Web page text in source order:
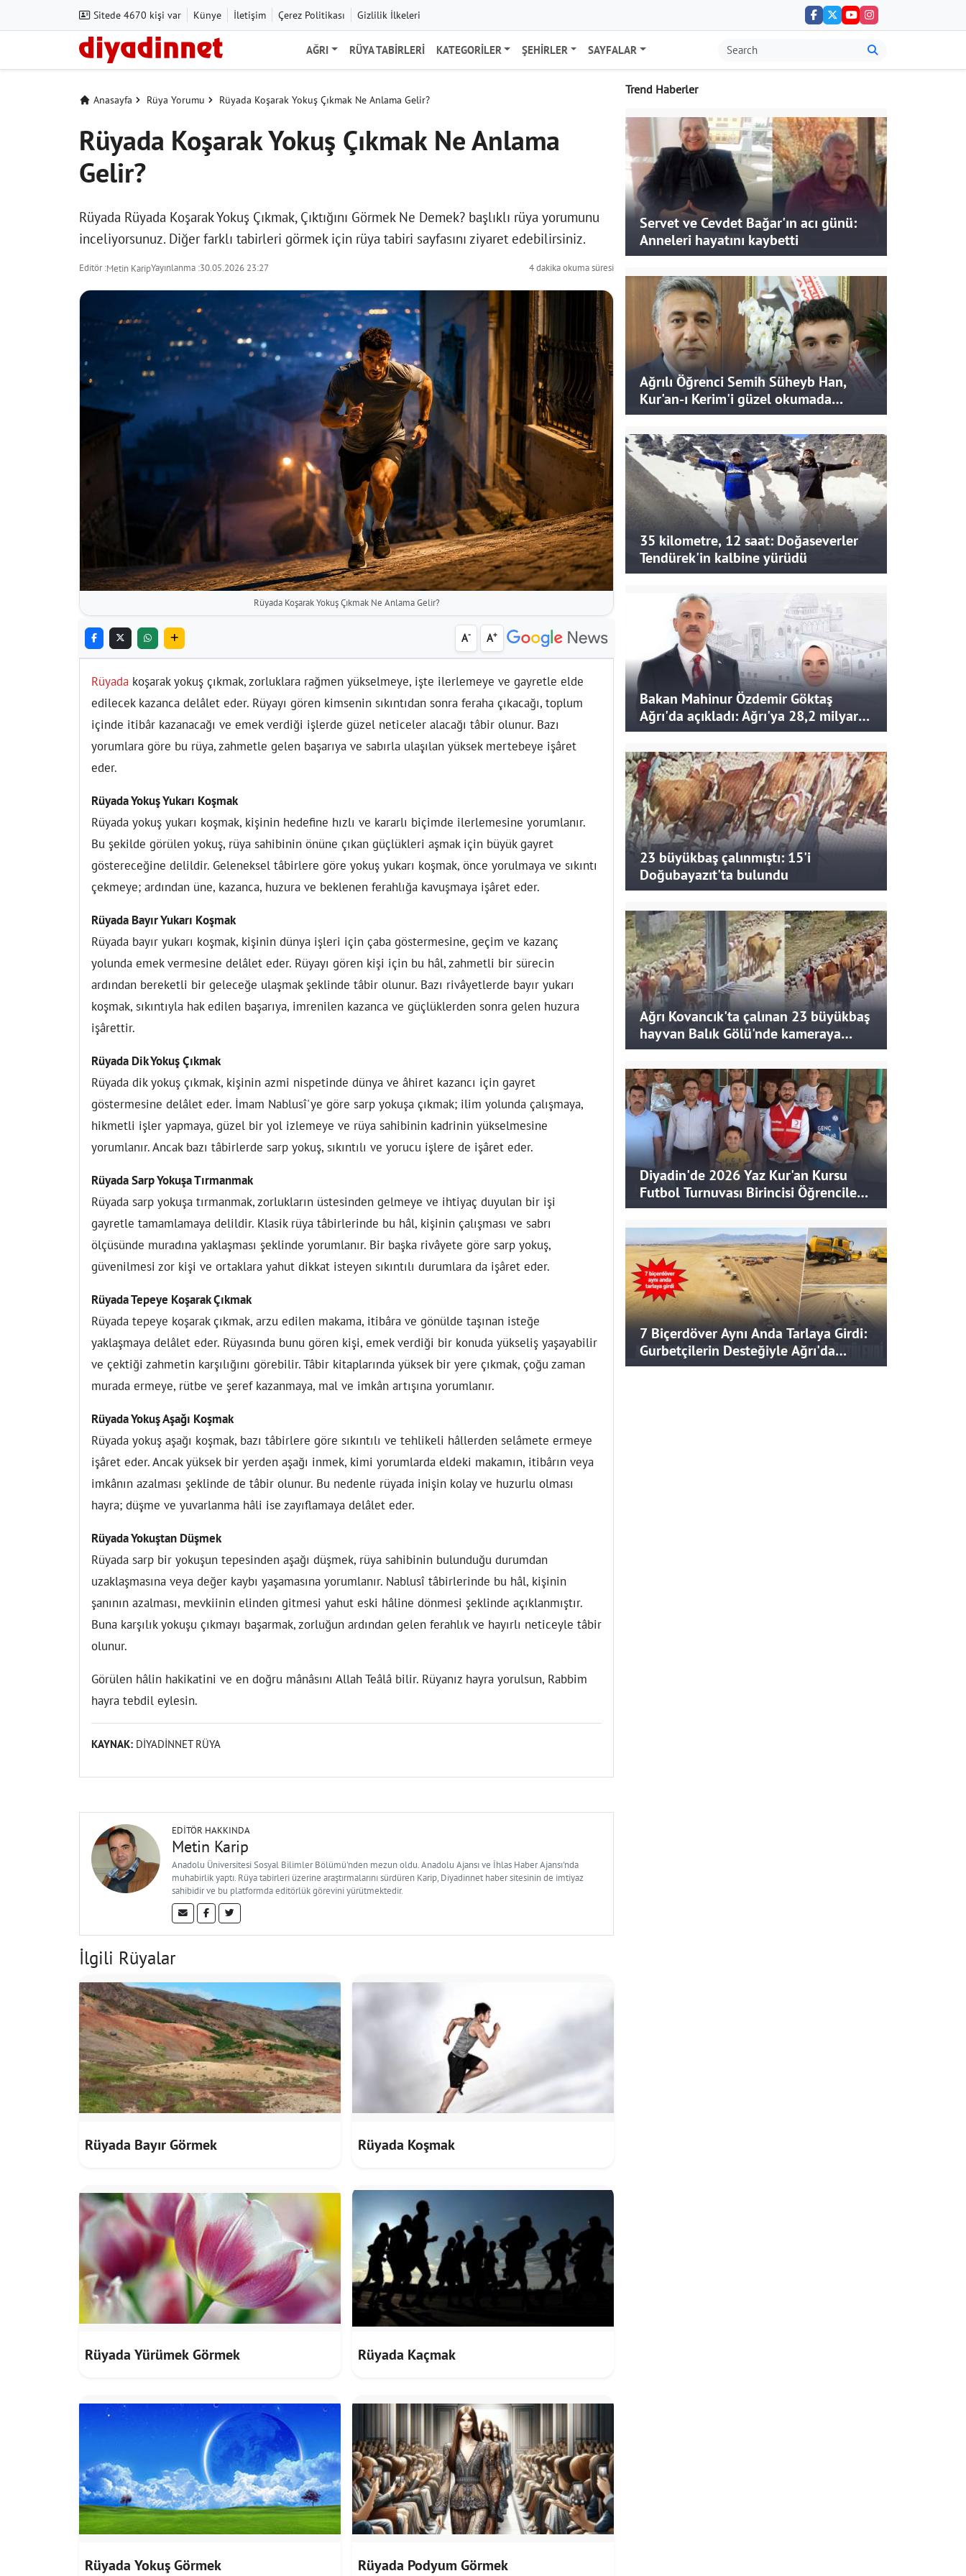
Sitede 4670 kişi var Künye İletişim Çerez Politikası Gizlilik İlkeleri
AĞRI RÜYA TABIRLERI KATEGORILER ŞEHIRLER SAYFALAR
Anasayfa Rüya Yorumu Rüyada Koşarak Yokuş Çıkmak Ne Anlama Gelir?
Rüyada Koşarak Yokuş Çıkmak Ne Anlama
Gelir?
Rüyada Rüyada Koşarak Yokuş Çıkmak, Çıktığını Görmek Ne Demek? başlıklı rüya yorumunu
inceliyorsunuz. Diğer farklı tabirleri görmek için rüya tabiri sayfasını ziyaret edebilirsiniz.
Editör :Metin KaripYayınlanma :30.05.2026 23:27 4 dakika okuma süresi
Rüyada Koşarak Yokuş Çıkmak Ne Anlama Gelir?
A- A+
Rüyada koşarak yokuş çıkmak, zorluklara rağmen yükselmeye, işte ilerlemeye ve gayretle elde
edilecek kazanca delâlet eder. Rüyayı gören kimsenin sıkıntıdan sonra feraha çıkacağı, toplum
içinde itibâr kazanacağı ve emek verdiği işlerde güzel neticeler alacağı tâbir olunur. Bazı
yorumlara göre bu rüya, zahmetle gelen başarıya ve sabırla ulaşılan yüksek mertebeye işâret
eder.
Rüyada Yokuş Yukarı Koşmak
Rüyada yokuş yukarı koşmak, kişinin hedefine hızlı ve kararlı biçimde ilerlemesine yorumlanır.
Bu şekilde görülen yokuş, rüya sahibinin önüne çıkan güçlükleri aşmak için büyük gayret
göstereceğine delildir. Geleneksel tâbirlere göre yokuş yukarı koşmak, önce yorulmaya ve sıkıntı
çekmeye; ardından üne, kazanca, huzura ve beklenen ferahlığa kavuşmaya işâret eder.
Rüyada Bayır Yukarı Koşmak
Rüyada bayır yukarı koşmak, kişinin dünya işleri için çaba göstermesine, geçim ve kazanç
yolunda emek vermesine delâlet eder. Rüyayı gören kişi için bu hâl, zahmetli bir sürecin
ardından bereketli bir geleceğe ulaşmak şeklinde tâbir olunur. Bazı rivâyetlerde bayır yukarı
koşmak, sıkıntıyla hak edilen başarıya, imrenilen kazanca ve güçlüklerden sonra gelen huzura
işârettir.
Rüyada Dik Yokuş Çıkmak
Rüyada dik yokuş çıkmak, kişinin azmi nispetinde dünya ve âhiret kazancı için gayret
göstermesine delâlet eder. İmam Nablusî'ye göre sarp yokuşa çıkmak; ilim yolunda çalışmaya,
hikmetli işler yapmaya, güzel bir yol izlemeye ve rüya sahibinin kadrinin yükselmesine
yorumlanır. Ancak bazı tâbirlerde sarp yokuş, sıkıntılı ve yorucu işlere de işâret eder.
Rüyada Sarp Yokuşa Tırmanmak
Rüyada sarp yokuşa tırmanmak, zorlukların üstesinden gelmeye ve ihtiyaç duyulan bir işi
gayretle tamamlamaya delildir. Klasik rüya tâbirlerinde bu hâl, kişinin çalışması ve sabrı
ölçüsünde muradına yaklaşması şeklinde yorumlanır. Bir başka rivâyete göre sarp yokuş,
güvenilmesi zor kişi ve ortaklara yahut dikkat isteyen sıkıntılı durumlara da işâret eder.
Rüyada Tepeye Koşarak Çıkmak
Rüyada tepeye koşarak çıkmak, arzu edilen makama, itibâra ve gönülde taşınan isteğe
yaklaşmaya delâlet eder. Rüyasında bunu gören kişi, emek verdiği bir konuda yükseliş yaşayabilir
ve çektiği zahmetin karşılığını görebilir. Tâbir kitaplarında yüksek bir yere çıkmak, çoğu zaman
murada ermeye, rütbe ve şeref kazanmaya, mal ve imkân artışına yorumlanır.
Rüyada Yokuş Aşağı Koşmak
Rüyada yokuş aşağı koşmak, bazı tâbirlere göre sıkıntılı ve tehlikeli hâllerden selâmete ermeye
işâret eder. Ancak yüksek bir yerden aşağı inmek, kimi yorumlarda eldeki makamın, itibârın veya
imkânın azalması şeklinde de tâbir olunur. Bu nedenle rüyada inişin kolay ve huzurlu olması
hayra; düşme ve yuvarlanma hâli ise zayıflamaya delâlet eder.
Rüyada Yokuştan Düşmek
Rüyada sarp bir yokuşun tepesinden aşağı düşmek, rüya sahibinin bulunduğu durumdan
uzaklaşmasına veya değer kaybı yaşamasına yorumlanır. Nablusî tâbirlerinde bu hâl, kişinin
şanının azalması, mevkiinin elinden gitmesi yahut eski hâline dönmesi şeklinde açıklanmıştır.
Buna karşılık yokuşu çıkmayı başarmak, zorluğun ardından gelen ferahlık ve hayırlı neticeyle tâbir
olunur.
Görülen hâlin hakikatini ve en doğru mânâsını Allah Teâlâ bilir. Rüyanız hayra yorulsun, Rabbim
hayra tebdil eylesin.
KAYNAK: DİYADİNNET RÜYA
EDITÖR HAKKINDA
Metin Karip
Anadolu Üniversitesi Sosyal Bilimler Bölümü'nden mezun oldu. Anadolu Ajansı ve İhlas Haber Ajansı'nda
muhabirlik yaptı. Rüya tabirleri üzerine araştırmalarını sürdüren Karip, Diyadinnet haber sitesinin de imtiyaz
sahibidir ve bu platformda editörlük görevini yürütmektedir.
İlgili Rüyalar
Rüyada Bayır Görmek Rüyada Koşmak
Rüyada Yürümek Görmek Rüyada Kaçmak
Rüyada Yokuş Görmek Rüyada Podyum Görmek
Trend Haberler
Servet ve Cevdet Bağar'ın acı günü:
Anneleri hayatını kaybetti
Ağrılı Öğrenci Semih Süheyb Han,
Kur'an-ı Kerim'i güzel okumada
Türkiye ikincisi oldu
35 kilometre, 12 saat: Doğaseverler
Tendürek'in kalbine yürüdü
Bakan Mahinur Özdemir Göktaş
Ağrı'da açıkladı: Ağrı'ya 28,2 milyar
liralık yatırım ve destek sağlandı
23 büyükbaş çalınmıştı: 15'i
Doğubayazıt'ta bulundu
Ağrı Kovancık'ta çalınan 23 büyükbaş
hayvan Balık Gölü'nde kameraya
takıldı
Diyadin'de 2026 Yaz Kur'an Kursu
Futbol Turnuvası Birincisi Öğrencilere
Hediye
7 Biçerdöver Aynı Anda Tarlaya Girdi:
Gurbetçilerin Desteğiyle Ağrı'da
Bereketli Hasat